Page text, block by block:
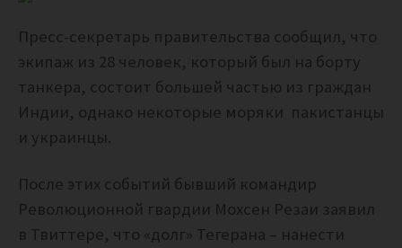
Пресс-секретарь правительства сообщил, что
экипаж из 28 человек, который был на борту
танкера, состоит большей частью из граждан
Индии, однако некоторые моряки пакистанцы
и украинцы.
После этих событий бывший командир
Революционной гвардии Мохсен Резаи заявил
в Твиттере, что «долг» Тегерана – нанести